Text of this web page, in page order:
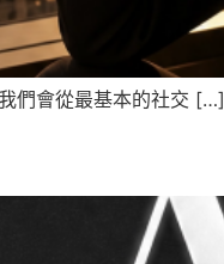
們會從最基本的社交 […]